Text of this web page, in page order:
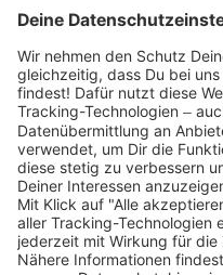
Partnerprogramm
Folge uns auf
* Versandkostenfrei ab
Deutschlands